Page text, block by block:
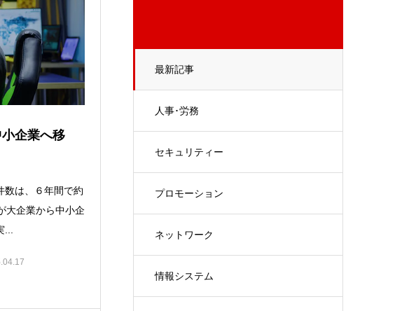
最新記事
人事･労務
セキュリティー
プロモーション
ネットワーク
情報システム
企業へ移
数は、６年間で約
大企業から中小企
...